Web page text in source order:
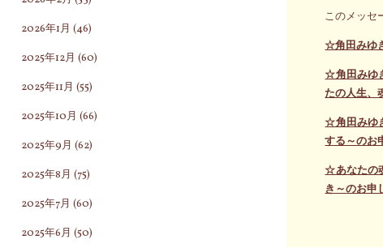
このメッセ
☆角田みゆ
☆角田みゆ
たの人生、
☆角田みゆ
する～のお
☆あなたの
き～のお申
2026年1月 (46)
2025年12月 (60)
2025年11月 (55)
2025年10月 (66)
2025年9月 (62)
2025年8月 (75)
2025年7月 (60)
2025年6月 (50)